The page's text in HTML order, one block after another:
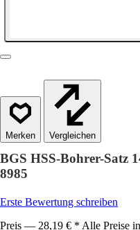
Vergleichen
BGS HSS-Bohrer-Satz
8985
Erste Bewertung schreiben
Preis — 28,19 € * Alle Preise